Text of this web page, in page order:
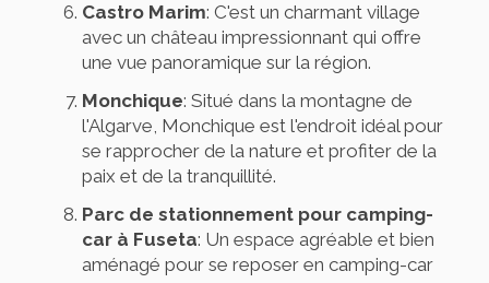
Castro Marim: C'est un charmant village
avec un château impressionnant qui offre
une vue panoramique sur la région.
Monchique: Situé dans la montagne de
l'Algarve, Monchique est l'endroit idéal pour
se rapprocher de la nature et profiter de la
paix et de la tranquillité.
Parc de stationnement pour camping-
car à Fuseta: Un espace agréable et bien
aménagé pour se reposer en camping-car